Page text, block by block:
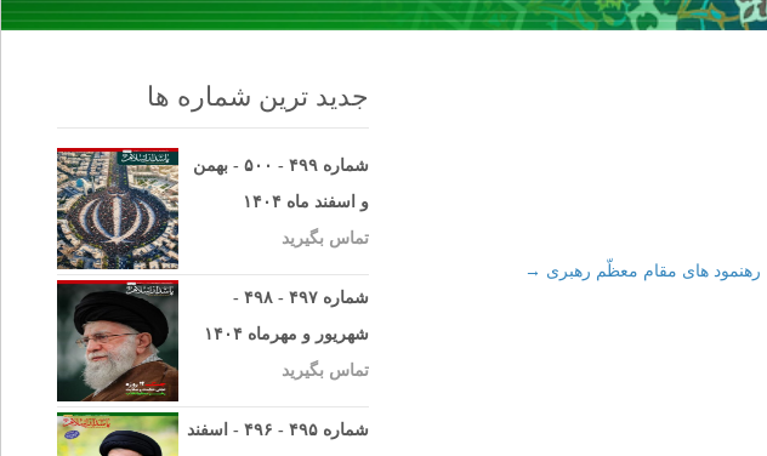
رهنمود های مقام معظّم رهبری →
جدید ترین شماره ها
شماره ۴۹۹ - ۵۰۰ - بهمن
و اسفند ماه ۱۴۰۴
تماس بگیرید
شماره ۴۹۷ - ۴۹۸ -
شهریور و مهرماه ۱۴۰۴
تماس بگیرید
شماره ۴۹۵ - ۴۹۶ - اسفند